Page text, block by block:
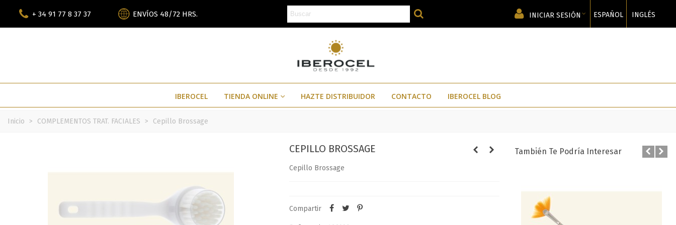
+ 34 91 77 8 37 37 ENVÍOS 48/72 HRS. INICIAR SESIÓN ESPAÑOL INGLÉS
IBEROCEL TIENDA ONLINE HAZTE DISTRIBUIDOR CONTACTO IBEROCEL BLOG
Inicio > COMPLEMENTOS TRAT. FACIALES > Cepillo Brossage
CEPILLO BROSSAGE
Cepillo Brossage
Compartir
También Te Podría Interesar